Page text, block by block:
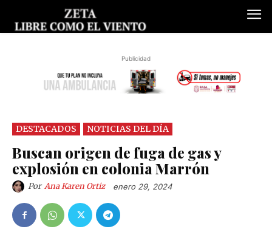
Publicidad
DESTACADOS NOTICIAS DEL DÍA
Buscan origen de fuga de gas y
explosión en colonia Marrón
Por Ana Karen Ortiz enero 29, 2024